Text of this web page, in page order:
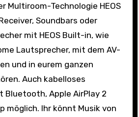
Multiroom-Technologie HEOS
Soundbars oder
mit HEOS Built-in, wie
Lautsprecher, mit dem AV-
und in eurem ganzen
Auch kabelloses
Bluetooth, Apple AirPlay 2
möglich. Ihr könnt Musik von